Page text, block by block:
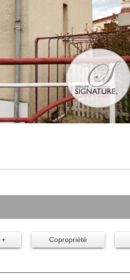
+ Copropriété